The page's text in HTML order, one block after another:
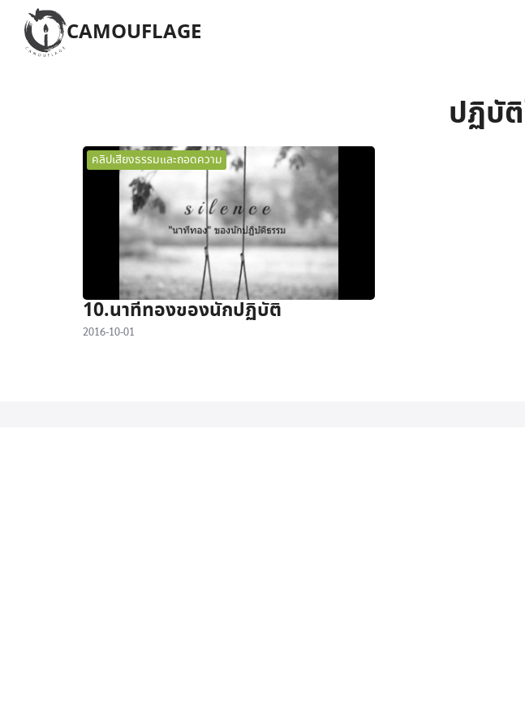
content
CAMOUFLAGE
ปฏิบั
คลิปเสียงธรรมและถอดความ
10.นาทีทองของนักปฏิบัติ
2016-10-01